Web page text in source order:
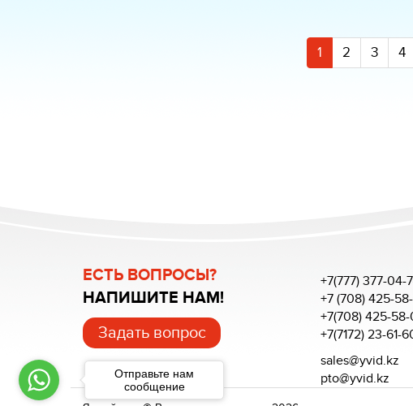
1 2 3 4
ЕСТЬ ВОПРОСЫ?
НАПИШИТЕ НАМ!
Задать вопрос
+7(777) 377-04-
+7 (708) 425-
+7(708) 425-58-
+7(7172) 23-61-
sales@yvid.kz
pto@yvid.kz
Отправьте нам
сообщение